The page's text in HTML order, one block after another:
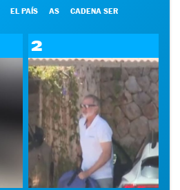
EL PAÍS AS CADENA SER
2